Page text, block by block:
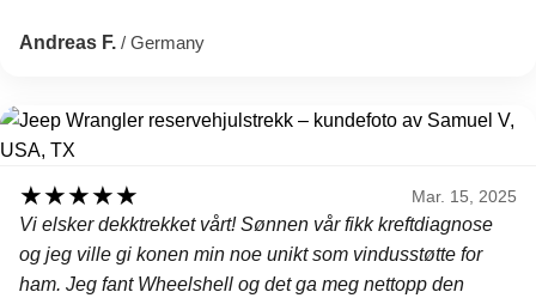
Andreas F. / Germany
★★★★★ Mar. 15, 2025
Vi elsker dekktrekket vårt! Sønnen vår fikk kreftdiagnose
og jeg ville gi konen min noe unikt som vindusstøtte for
ham. Jeg fant Wheelshell og det ga meg nettopp den